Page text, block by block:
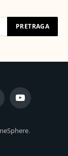
YouTube
.